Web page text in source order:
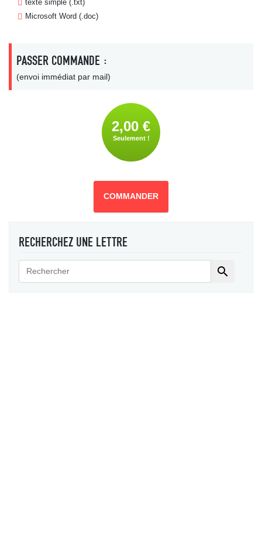
texte simple (.txt)
Microsoft Word (.doc)
PASSER COMMANDE :
(envoi immédiat par mail)
2,00 €
Seulement !
COMMANDER
RECHERCHEZ UNE LETTRE
